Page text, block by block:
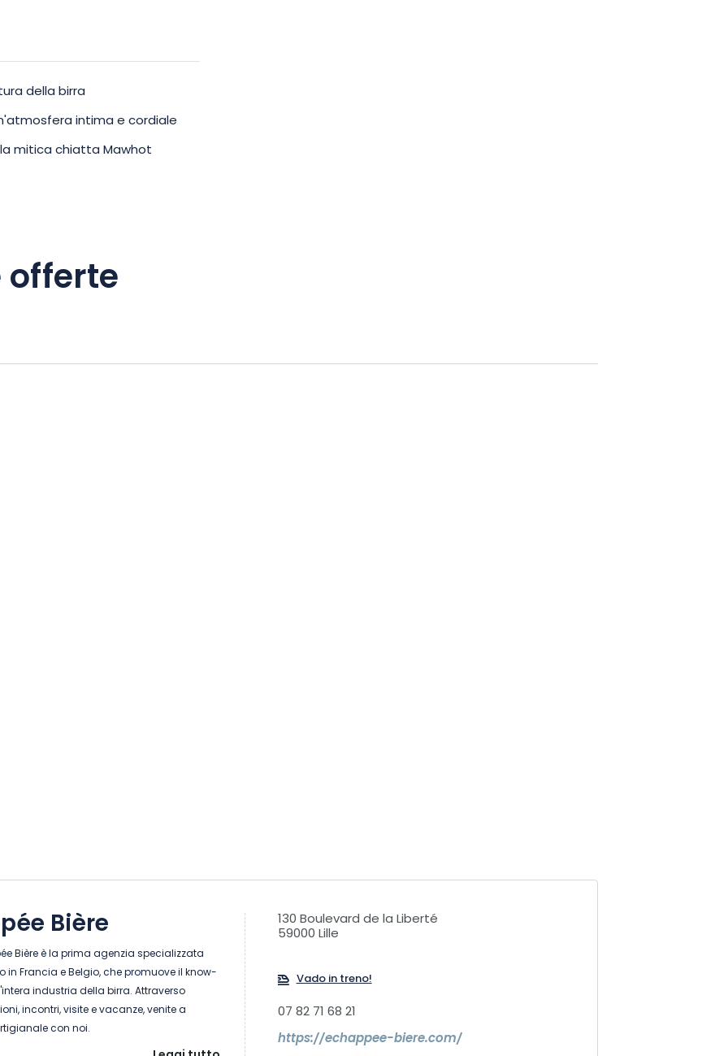
della birra
intima e cordiale
mitica chiatta Mawhot
offerte
Bière
Bière è la prima agenzia specializzata
in Francia e Belgio, che promuove il know-
industria della birra. Attraverso
incontri, visite e vacanze, venite a
con noi.
130 Boulevard de la Liberté
59000 Lille
Vado in treno!
07 82 71 68 21
https://echappee-biere.com/